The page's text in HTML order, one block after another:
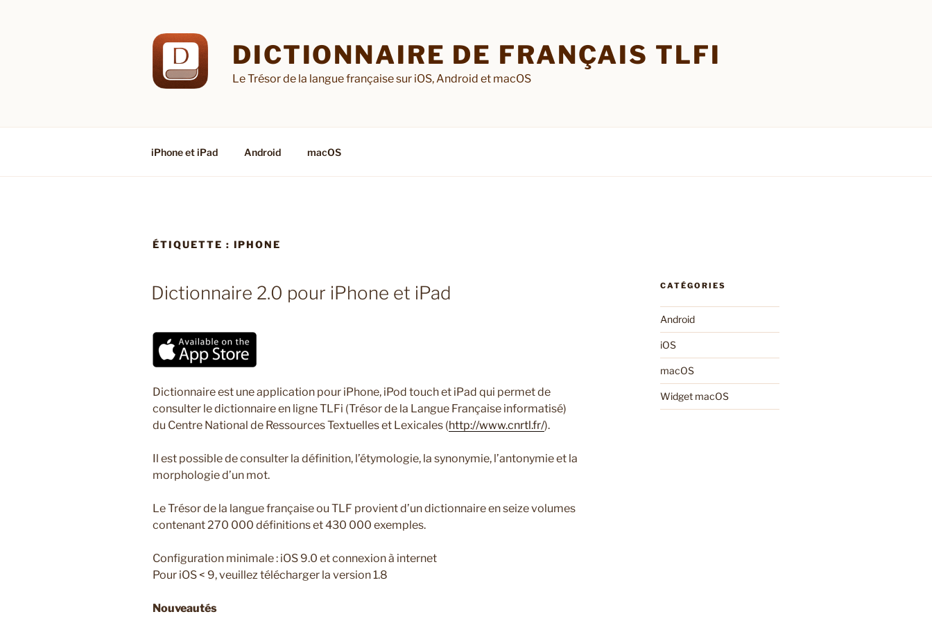
DICTIONNAIRE DE FRANÇAIS TLFI
Le Trésor de la langue française sur iOS, Android et macOS
iPhone et iPad Android macOS
ÉTIQUETTE : IPHONE
Dictionnaire 2.0 pour iPhone et iPad
Dictionnaire est une application pour iPhone, iPod touch et iPad qui permet de
consulter le dictionnaire en ligne TLFi (Trésor de la Langue Française informatisé)
du Centre National de Ressources Textuelles et Lexicales (http://www.cnrtl.fr/).
Il est possible de consulter la définition, l’étymologie, la synonymie, l’antonymie et la
morphologie d’un mot.
Le Trésor de la langue française ou TLF provient d’un dictionnaire en seize volumes
contenant 270 000 définitions et 430 000 exemples.
Configuration minimale : iOS 9.0 et connexion à internet
Pour iOS < 9, veuillez télécharger la version 1.8
Nouveautés
CATÉGORIES
Android
iOS
macOS
Widget macOS